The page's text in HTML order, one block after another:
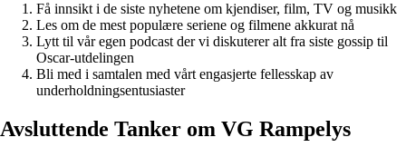
Få innsikt i de siste nyhetene om kjendiser, film, TV og musikk
Les om de mest populære seriene og filmene akkurat nå
Lytt til vår egen podcast der vi diskuterer alt fra siste gossip til
Oscar-utdelingen
Bli med i samtalen med vårt engasjerte fellesskap av
underholdningsentusiaster
Avsluttende Tanker om VG Rampelys